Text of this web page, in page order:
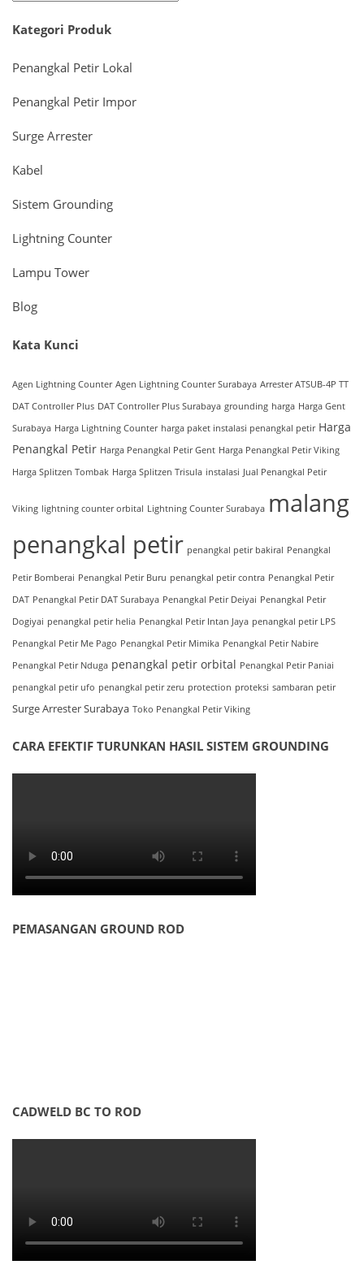
Kategori Produk
Penangkal Petir Lokal
Penangkal Petir Impor
Surge Arrester
Kabel
Sistem Grounding
Lightning Counter
Lampu Tower
Blog
Kata Kunci
Agen Lightning Counter Agen Lightning Counter Surabaya Arrester ATSUB-4P TT
DAT Controller Plus DAT Controller Plus Surabaya grounding harga Harga Gent
Surabaya Harga Lightning Counter harga paket instalasi penangkal petir Harga
Penangkal Petir Harga Penangkal Petir Gent Harga Penangkal Petir Viking
Harga Splitzen Tombak Harga Splitzen Trisula instalasi Jual Penangkal Petir
Viking lightning counter orbital Lightning Counter Surabaya malang
penangkal petir penangkal petir bakiral Penangkal
Petir Bomberai Penangkal Petir Buru penangkal petir contra Penangkal Petir
DAT Penangkal Petir DAT Surabaya Penangkal Petir Deiyai Penangkal Petir
Dogiyai penangkal petir helia Penangkal Petir Intan Jaya penangkal petir LPS
Penangkal Petir Me Pago Penangkal Petir Mimika Penangkal Petir Nabire
Penangkal Petir Nduga penangkal petir orbital Penangkal Petir Paniai
penangkal petir ufo penangkal petir zeru protection proteksi sambaran petir
Surge Arrester Surabaya Toko Penangkal Petir Viking
CARA EFEKTIF TURUNKAN HASIL SISTEM GROUNDING
PEMASANGAN GROUND ROD
CADWELD BC TO ROD